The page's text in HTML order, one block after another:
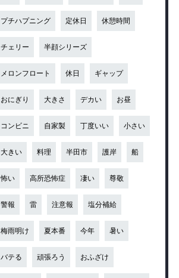
プチハプニング 定休日 休憩時間
チェリー 半顔シリーズ
メロンフロート 休日 ギャップ
おにぎり 大きさ デカい お昼
コンビニ 自家製 丁度いい 小さい
大きい 料理 半田市 護岸 船
怖い 高所恐怖症 凄い 尊敬
警報 雷 注意報 塩分補給
梅雨明け 夏本番 今年 暑い
バテる 頑張ろう おふざけ